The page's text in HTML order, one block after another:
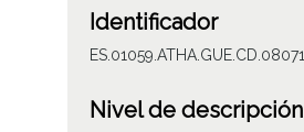
Identificador
ES.01059.ATHA.GUE.CD.08071
Nivel de descripción